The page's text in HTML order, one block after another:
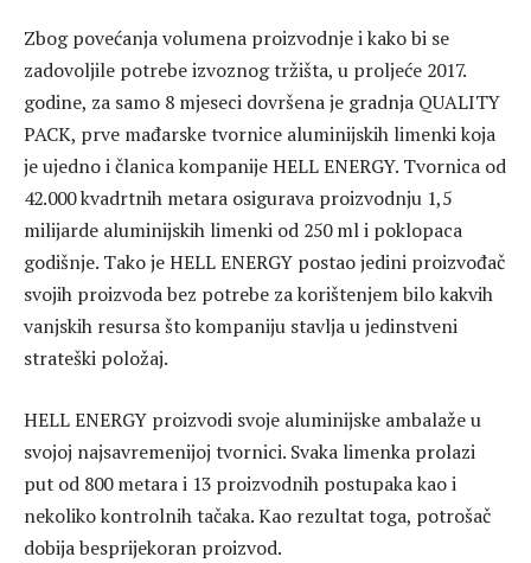
Zbog povećanja volumena proizvodnje i kako bi se
zadovoljile potrebe izvoznog tržišta, u proljeće 2017.
godine, za samo 8 mjeseci dovršena je gradnja QUALITY
PACK, prve mađarske tvornice aluminijskih limenki koja
je ujedno i članica kompanije HELL ENERGY. Tvornica od
42.000 kvadrtnih metara osigurava proizvodnju 1,5
milijarde aluminijskih limenki od 250 ml i poklopaca
godišnje. Tako je HELL ENERGY postao jedini proizvođač
svojih proizvoda bez potrebe za korištenjem bilo kakvih
vanjskih resursa što kompaniju stavlja u jedinstveni
strateški položaj.
HELL ENERGY proizvodi svoje aluminijske ambalaže u
svojoj najsavremenijoj tvornici. Svaka limenka prolazi
put od 800 metara i 13 proizvodnih postupaka kao i
nekoliko kontrolnih tačaka. Kao rezultat toga, potrošač
dobija besprijekoran proizvod.